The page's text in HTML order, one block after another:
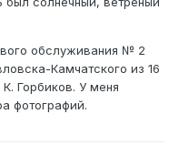
обслуживания № 2
Камчатского из 16
Горбиков. У меня
фотографий.